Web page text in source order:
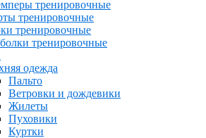
тренировочные
тренировочные
тренировочные
тренировочные
одежда
Пальто
Ветровки и дождевики
Жилеты
Пуховики
Куртки